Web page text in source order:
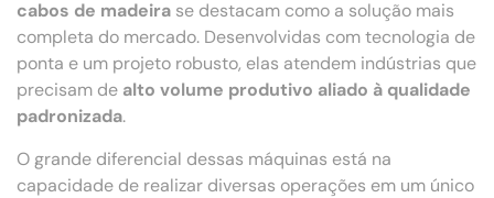
cabos de madeira se destacam como a solução mais
completa do mercado. Desenvolvidas com tecnologia de
ponta e um projeto robusto, elas atendem indústrias que
precisam de alto volume produtivo aliado à qualidade
padronizada.
O grande diferencial dessas máquinas está na
capacidade de realizar diversas operações em um único